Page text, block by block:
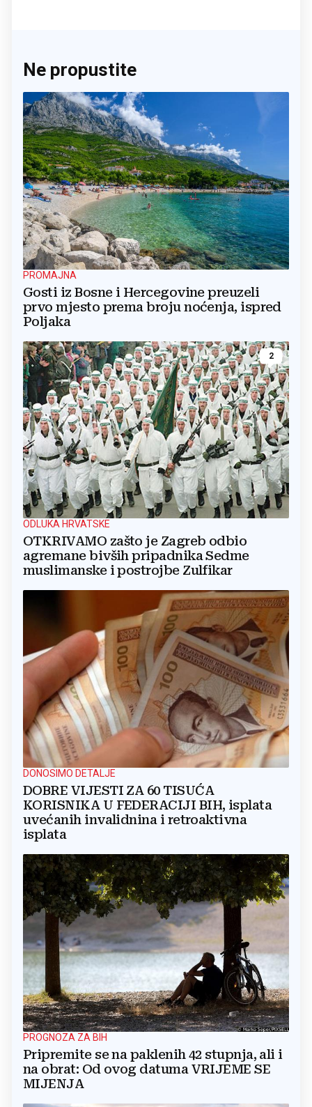
Ne propustite
PROMAJNA
Gosti iz Bosne i Hercegovine preuzeli
prvo mjesto prema broju noćenja, ispred
Poljaka
2
ODLUKA HRVATSKE
OTKRIVAMO zašto je Zagreb odbio
agremane bivših pripadnika Sedme
muslimanske i postrojbe Zulfikar
DONOSIMO DETALJE
DOBRE VIJESTI ZA 60 TISUĆA
KORISNIKA U FEDERACIJI BIH, isplata
uvećanih invalidnina i retroaktivna
isplata
PROGNOZA ZA BIH
Pripremite se na paklenih 42 stupnja, ali i
na obrat: Od ovog datuma VRIJEME SE
MIJENJA